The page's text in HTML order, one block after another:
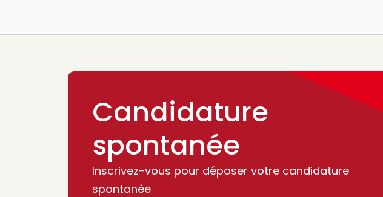
Candidature
spontanée
Inscrivez-vous pour déposer votre candidature
spontanée